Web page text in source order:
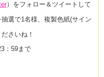
）をフォロー＆ツイートして
抽選で1名様、 複製色紙(サイン
さいね！
：59まで